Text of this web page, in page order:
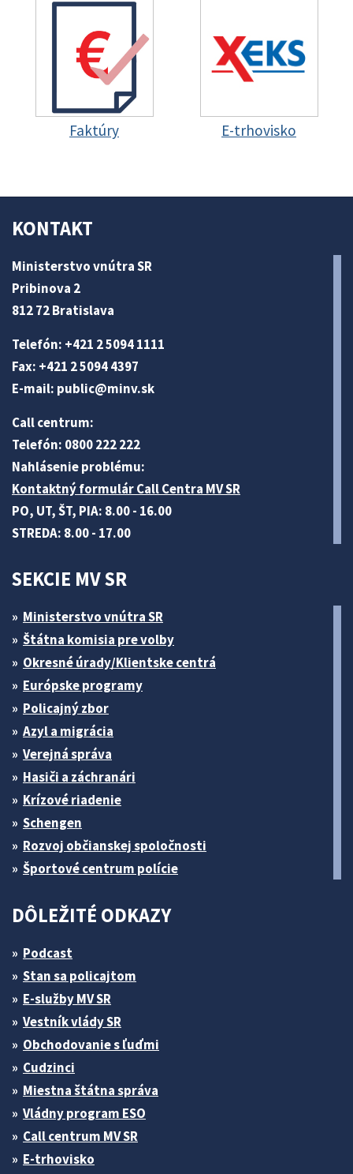
Faktúry E-trhovisko
KONTAKT
Ministerstvo vnútra SR
Pribinova 2
812 72 Bratislava
Telefón: +421 2 5094 1111
Fax: +421 2 5094 4397
E-mail: public@minv.sk
Call centrum:
Telefón: 0800 222 222
Nahlásenie problému:
Kontaktný formulár Call Centra MV SR
PO, UT, ŠT, PIA: 8.00 - 16.00
STREDA: 8.00 - 17.00
SEKCIE MV SR
Ministerstvo vnútra SR
Štátna komisia pre volby
Okresné úrady/Klientske centrá
Európske programy
Policajný zbor
Azyl a migrácia
Verejná správa
Hasiči a záchranári
Krízové riadenie
Schengen
Rozvoj občianskej spoločnosti
Športové centrum polície
DÔLEŽITÉ ODKAZY
Podcast
Stan sa policajtom
E-služby MV SR
Vestník vlády SR
Obchodovanie s ľuďmi
Cudzinci
Miestna štátna správa
Vládny program ESO
Call centrum MV SR
E-trhovisko